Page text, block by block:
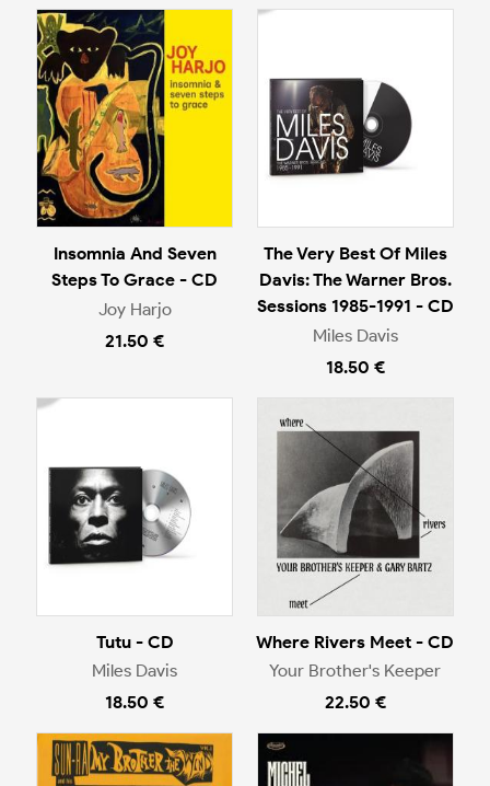
Insomnia And Seven
Steps To Grace - CD
Joy Harjo
21.50 €
The Very Best Of Miles
Davis: The Warner Bros.
Sessions 1985-1991 - CD
Miles Davis
18.50 €
Tutu - CD
Miles Davis
18.50 €
Where Rivers Meet - CD
Your Brother's Keeper
22.50 €